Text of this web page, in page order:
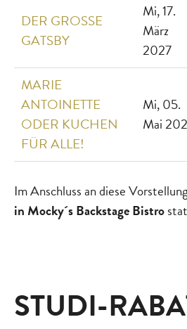
DER GROSSE
GATSBY
Mi, 17.
März
2027
MARIE
ANTOINETTE
ODER KUCHEN
FÜR ALLE!
Mi, 05.
Mai
Im Anschluss an diese
in Mocky´s Backstage Bistro
STUDI-